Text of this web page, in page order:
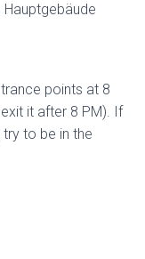
Hauptgebäude
points at 8
it after 8 PM). If
to be in the